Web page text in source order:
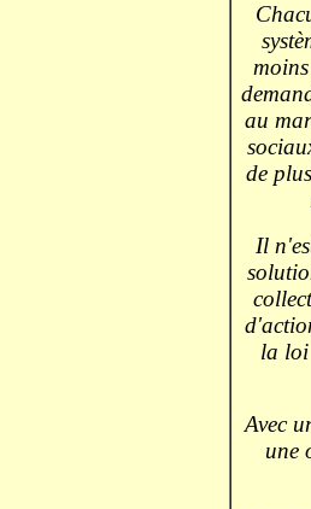
au
de
Il
la loi
Avec
une